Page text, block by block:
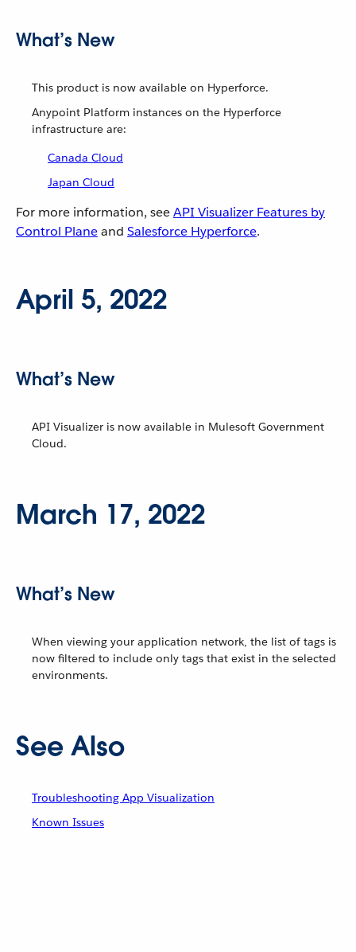
What’s New
This product is now available on Hyperforce.
Anypoint Platform instances on the Hyperforce
infrastructure are:
Canada Cloud
Japan Cloud
For more information, seeAPI Visualizer Features by
Control Planeand Salesforce Hyperforce.
April 5, 2022
What’s New
API Visualizer is now available in Mulesoft Government
Cloud.
March 17, 2022
What’s New
When viewing your application network, the list of tags is
now filtered to include only tags that exist in the selected
environments.
See Also
Troubleshooting App Visualization
Known Issues